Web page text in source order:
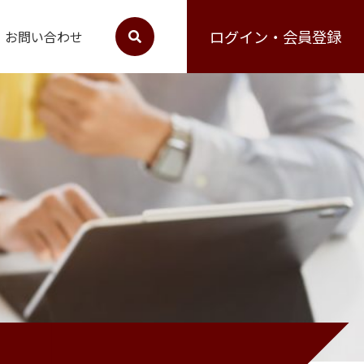
お問い合わせ ログイン・会員登録